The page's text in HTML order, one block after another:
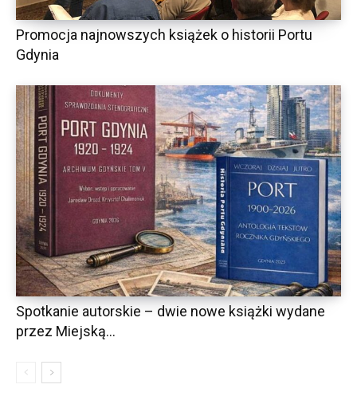
Promocja najnowszych książek o historii Portu
Gdynia
Spotkanie autorskie – dwie nowe książki wydane
przez Miejską...